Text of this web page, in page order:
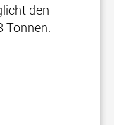
den